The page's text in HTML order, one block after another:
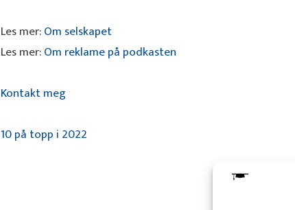
Les mer:Om selskapet
Les mer:Om reklame på podkasten
Kontakt meg
10 på topp i 2022